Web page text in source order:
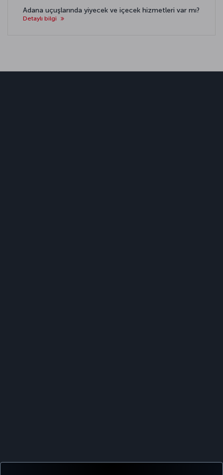
Adana uçuşlarında yiyecek ve içecek hizmetleri var mı?
Detaylı bilgi